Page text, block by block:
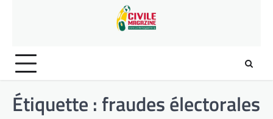
Étiquette : fraudes électorales